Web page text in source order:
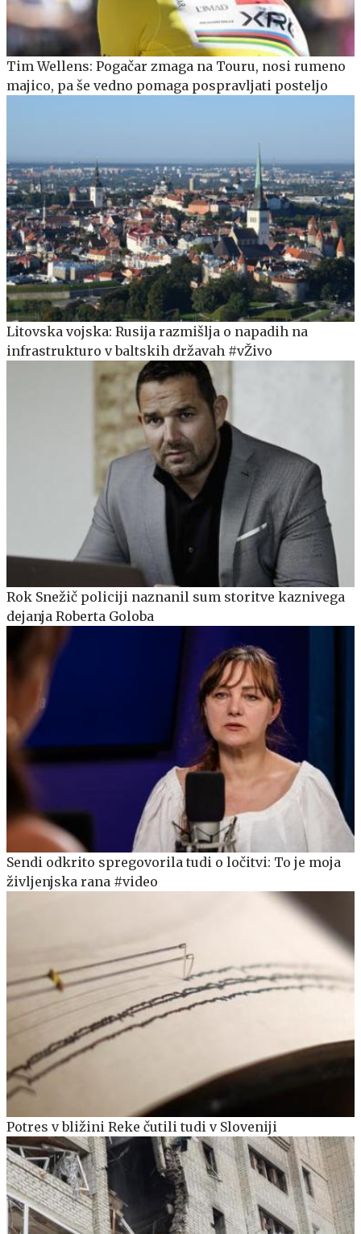
Tim Wellens: Pogačar zmaga na Touru, nosi rumeno
majico, pa še vedno pomaga pospravljati posteljo
Litovska vojska: Rusija razmišlja o napadih na
infrastrukturo v baltskih državah #vŽivo
Rok Snežič policiji naznanil sum storitve kaznivega
dejanja Roberta Goloba
Sendi odkrito spregovorila tudi o ločitvi: To je moja
življenjska rana #video
Potres v bližini Reke čutili tudi v Sloveniji